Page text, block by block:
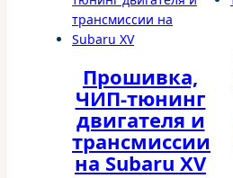
Прошивка,
ЧИП-тюнинг
двигателя и
трансмиссии
на Subaru XV